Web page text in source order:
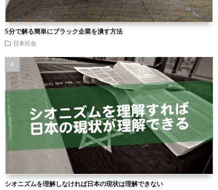
5分で解る簡単にブラック企業を潰す方法
日本社会
シオニズムを理解しなければ日本の現状は理解できない